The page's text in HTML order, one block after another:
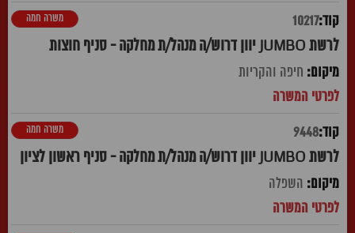
10217
לרשת JUMBO יוון דרוש/ה מנהל/ת מחלקה - סניף חוצות
משרה חמה
חיפה והקריות
9448
לרשת JUMBO יוון דרוש/ה מנהל/ת מחלקה - סניף ראשון לציון
משרה חמה
השפלה